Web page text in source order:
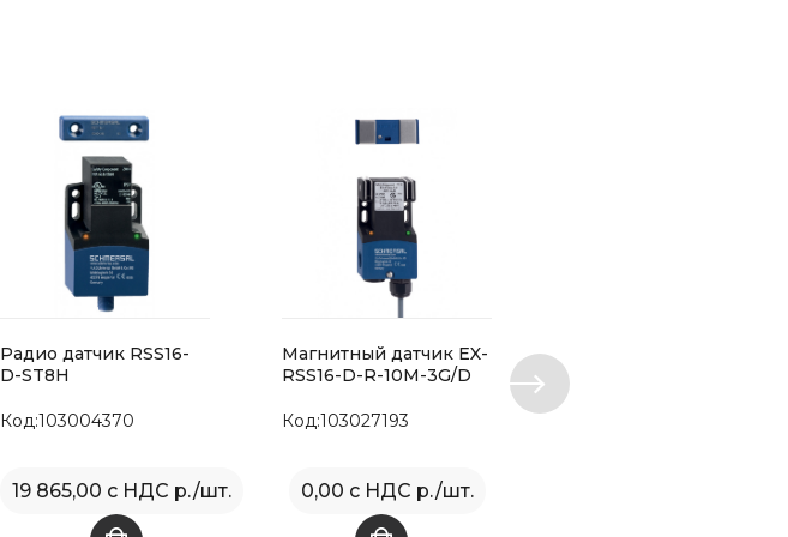
Радио датчик RSS16-
D-ST8H
Код:103004370
19 865,00 с НДС р./шт.
Магнитный датчик EX-
RSS16-D-R-10M-3G/D
Код:103027193
0,00 с НДС р./шт.
D-CC